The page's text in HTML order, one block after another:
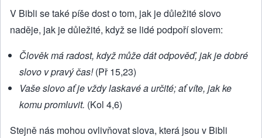
V Bibli se také píše dost o tom, jak je důležité slovo
naděje, jak je důležité, když se lidé podpoří slovem:
Člověk má radost, když může dát odpověď, jak je dobré
slovo v pravý čas!(Př 15,23)
Vaše slovo ať je vždy laskavé a určité; ať víte, jak ke
komu promluvit. (Kol 4,6)
Stejně nás mohou ovlivňovat slova, která jsou v Bibli